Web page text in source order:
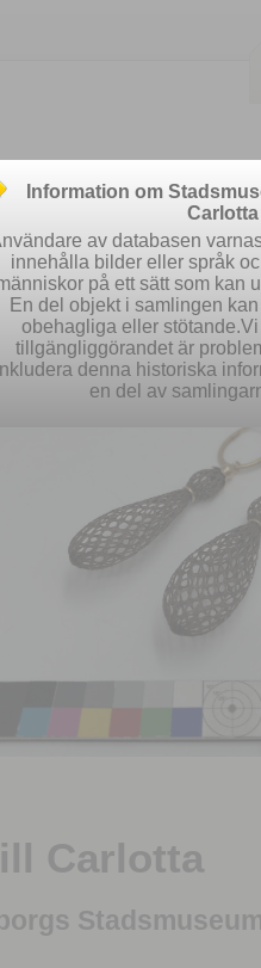
Easy search
Carlotta
Information om
Carlotta
av databasen
innehålla bilder eller språk
på ett sätt som kan
En del objekt i samlingen
obehagliga eller
tillgängliggörandet är
denna historiska
en del av